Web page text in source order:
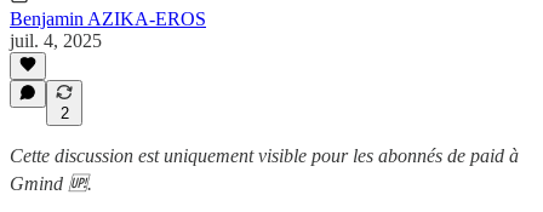
Benjamin AZIKA-EROS
juil. 4, 2025
2
Cette discussion est uniquement visible pour les abonnés de paid à
Gmind 🆙.